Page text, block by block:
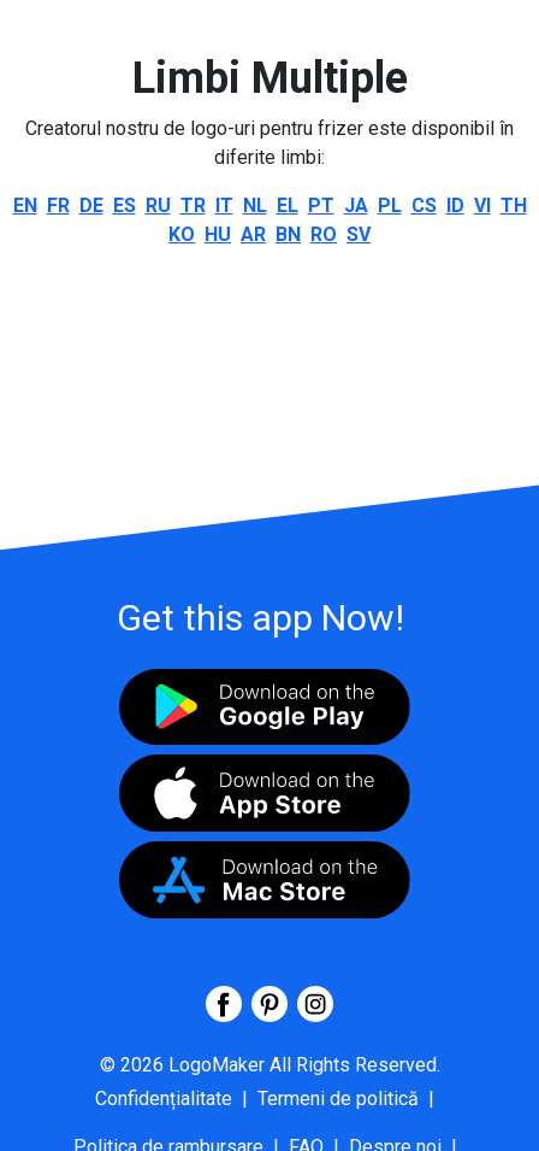
Limbi Multiple
Creatorul nostru de logo-uri pentru frizer este disponibil în
diferite limbi:
EN FR DE ES RU TR IT NL EL PT JA PL CS ID VI TH
KO HU AR BN RO SV
Get this app Now!
© 2026 LogoMaker All Rights Reserved.
Confidențialitate | Termeni de politică |